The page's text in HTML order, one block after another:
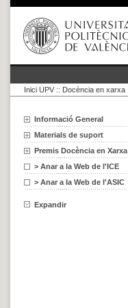
Inici UPV :: Docència en xarxa
Informació General
Materials de suport
Premis Docència en Xarxa
> Anar a la Web de l'ICE
> Anar a la Web de l'ASIC
Expandir